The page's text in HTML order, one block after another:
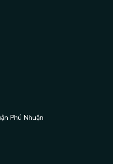
Phú Nhuận